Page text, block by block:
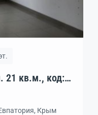
кв.м., код:
Крым